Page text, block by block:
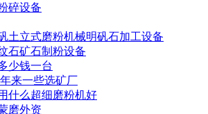
碎设备
土立式磨粉机械明矾石加工设备
石矿石制粉设备
少钱一台
来一些选矿厂
什么超细磨粉机好
磨外资